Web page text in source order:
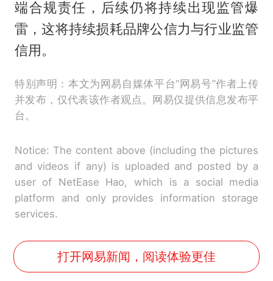
端合规责任，后续仍将持续出现监管爆
雷，这将持续损耗品牌公信力与行业监管
信用。
特别声明：本文为网易自媒体平台“网易号”作者上传
并发布，仅代表该作者观点。网易仅提供信息发布平
台。
Notice: The content above (including the pictures
and videos if any) is uploaded and posted by a
user of NetEase Hao, which is a social media
platform and only provides information storage
services.
打开网易新闻，阅读体验更佳